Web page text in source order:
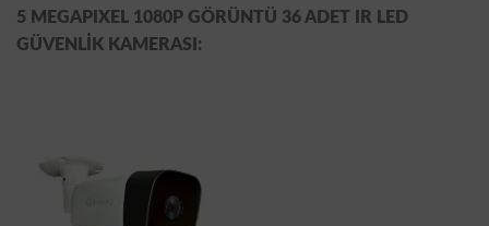
5 MEGAPIXEL 1080P GÖRÜNTÜ 36 ADET IR LED
GÜVENLİK KAMERASI: